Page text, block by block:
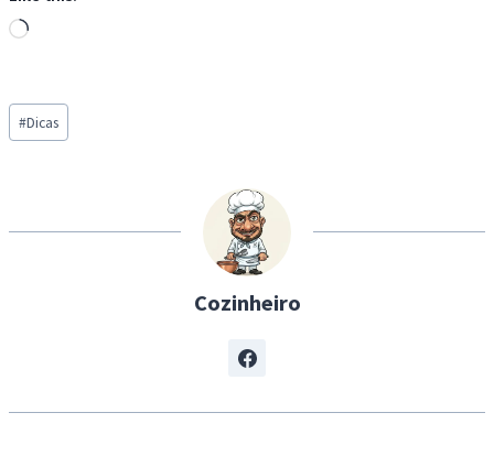
L
d
i
…
Post
Tags:
#Dicas
Cozinheiro